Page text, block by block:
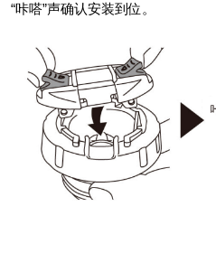
“咔嗒”声确认安装到位。